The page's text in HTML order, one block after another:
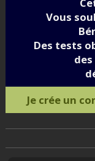
Vous
Des tests
Je crée un